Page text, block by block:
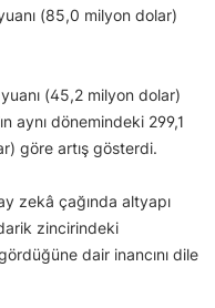
(85,0 milyon dolar)
(45,2 milyon dolar)
aynı dönemindeki 299,1
göre artış gösterdi.
zekâ çağında altyapı
zincirindeki
dair inancını dile